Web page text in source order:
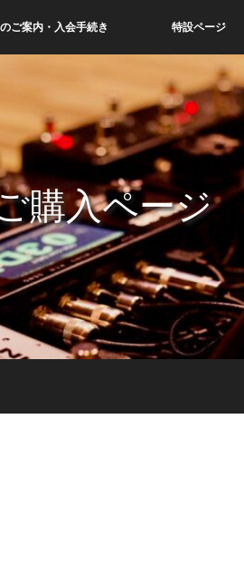
ご案内・入会手続き 特設ページ
購入ページ